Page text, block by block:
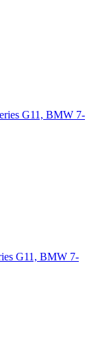
G11, BMW 7-
G11, BMW 7-